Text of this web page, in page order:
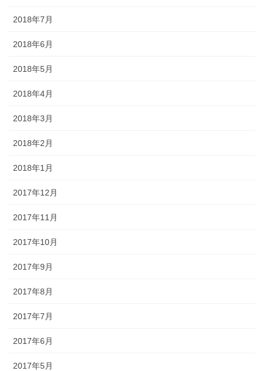
2018年7月
2018年6月
2018年5月
2018年4月
2018年3月
2018年2月
2018年1月
2017年12月
2017年11月
2017年10月
2017年9月
2017年8月
2017年7月
2017年6月
2017年5月